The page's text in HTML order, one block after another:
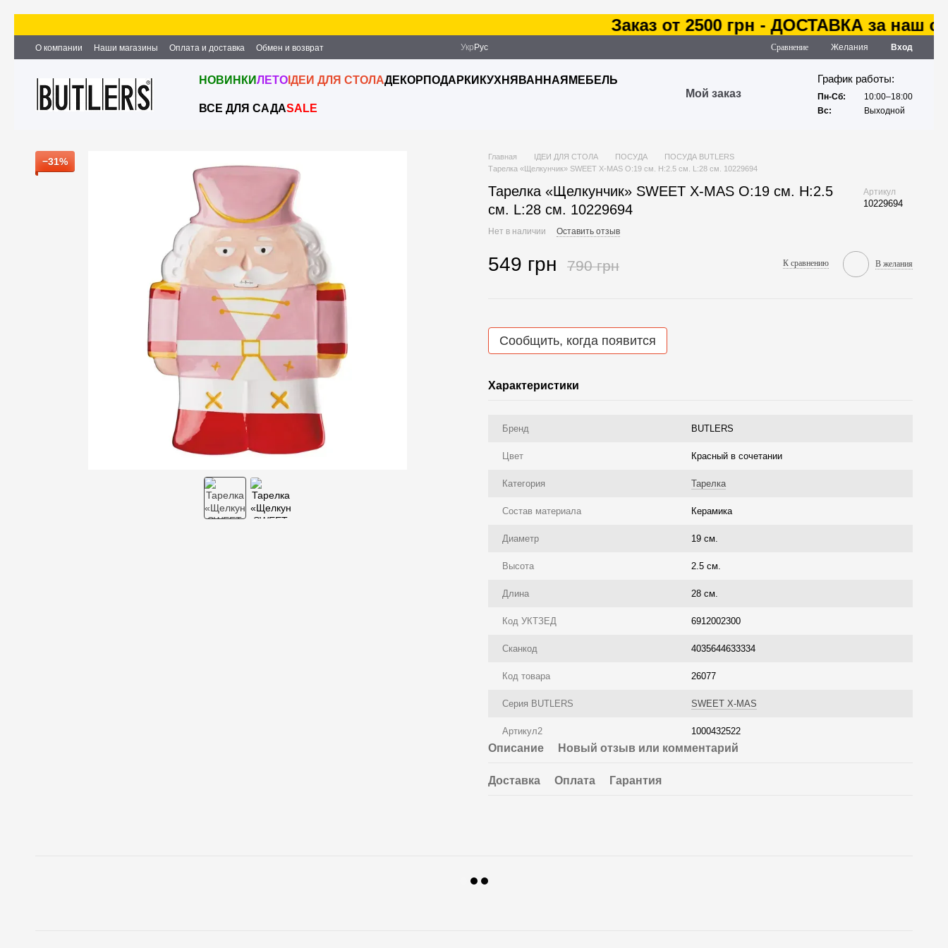
Заказ от 2500 грн - ДОСТАВКА за наш счет
О компании Наши магазины Оплата и доставка
Обмен и возврат
Партнёрство и сотрудничество
Вакансии Контактная информация
Укр Рус Сравнение Желания Вход
НОВИНКИЛЕТО ІДЕИ ДЛЯ СТОЛАДЕКОР ПОДАРКИ КУХНЯ ВАННАЯ МЕБЕЛЬ
ВСЕ ДЛЯ САДАSALE
Мой заказ
График работы:
Пн-Сб:
10:00–18:00
Вс:
Выходной
−31% Главная ІДЕИ ДЛЯ СТОЛА ПОСУДА
ПОСУДА BUTLERS
Тарелка «Щелкунчик» SWEET X-MAS O:19 см. H:2.5 см. L:28 см. 10229694
Тарелка «Щелкунчик» SWEET X-MAS O:19 см. H:2.5
см. L:28 см. 10229694
Артикул
10229694
Нет в наличии Оставить отзыв
549 грн 790 грн К сравнению В желания
Сообщить, когда появится
Характеристики
Бренд BUTLERS
Цвет Красный в сочетании
Категория Тарелка
Состав материала Керамика
Диаметр 19 см.
Высота 2.5 см.
Длина 28 см.
Код УКТЗЕД 6912002300
Сканкод 4035644633334
Код товара 26077
Серия BUTLERS SWEET X-MAS
Артикул2 1000432522
Описание Новый отзыв или комментарий
Доставка Оплата Гарантия